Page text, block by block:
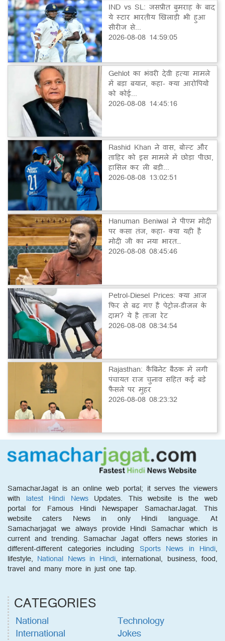
IND vs SL: जसप्रीत बुमराह के बाद
ये स्टार भारतीय खिलाड़ी भी हुआ
सीरीज से...
2026-08-08 14:59:05
Gehlot का भंवरी देवी हत्या मामले
में बड़ा बयान, कहा- क्या आरोपियों
को कोई...
2026-08-08 14:45:16
Rashid Khan ने वास, बोल्ट और
ताहिर को इस मामले में छोड़ा पीछा,
हासिल कर ली बड़ी...
2026-08-08 13:02:51
Hanuman Beniwal ने पीएम मोदी
पर कसा तंज, कहा- क्या यही है
मोदी जी का नया भारत…
2026-08-08 08:45:46
Petrol-Diesel Prices: क्या आज
फिर से बढ़ गए हैं पेट्रोल-डीजल के
दाम? ये है ताजा रेट
2026-08-08 08:34:54
Rajasthan: कैबिनेट बैठक में लगी
पंचायत राज चुनाव सहित कई बड़े
फैसले पर मुहर
2026-08-08 08:23:32
SamacharJagat is an online web portal; it serves the viewers
with latest Hindi NewsUpdates. This website is the web
portal for Famous Hindi Newspaper SamacharJagat. This
website caters News in only Hindi language. At
Samacharjagat we always provide Hindi Samachar which is
current and trending. Samachar Jagat offers news stories in
different-different categories including Sports News in Hindi,
lifestyle, National News in Hindi, international, business, food,
travel and many more in just one tap.
CATEGORIES
National
International
Technology
Jokes